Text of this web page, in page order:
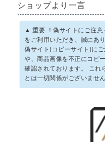
ショップより一言
▲ 重要 ！偽サイトにご注意
をご利用いただき、誠にあ
偽サイト(コピーサイト)に
や、商品画像を不正にコピ
確認されております。 これ
とは一切関係がございません